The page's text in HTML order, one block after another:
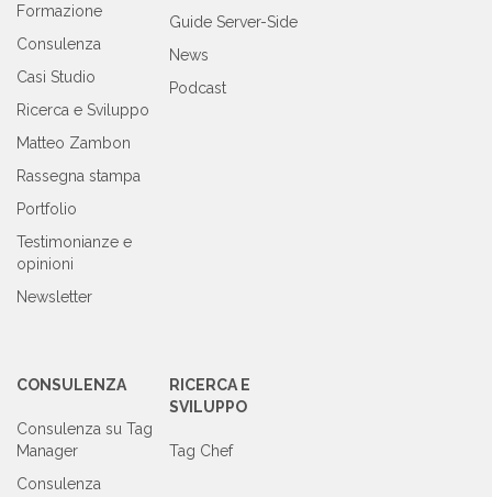
Formazione
Consulenza
Casi Studio
Ricerca e Sviluppo
Matteo Zambon
Rassegna stampa
Portfolio
Testimonianze e
opinioni
Newsletter
Guide Server-Side
News
Podcast
CONSULENZA
Consulenza su Tag
Manager
Consulenza
RICERCA E
SVILUPPO
Tag Chef